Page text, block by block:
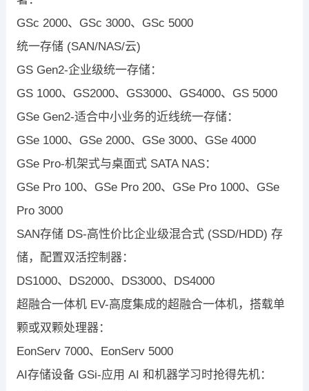
GSc 2000、GSc 3000、GSc 5000
统一存储 (SAN/NAS/云)
GS Gen2-企业级统一存储：
GS 1000、GS2000、GS3000、GS4000、GS 5000
GSe Gen2-适合中小业务的近线统一存储：
GSe 1000、GSe 2000、GSe 3000、GSe 4000
GSe Pro-机架式与桌面式 SATA NAS：
GSe Pro 100、GSe Pro 200、GSe Pro 1000、GSe
Pro 3000
SAN存储 DS-高性价比企业级混合式 (SSD/HDD) 存
储，配置双活控制器：
DS1000、DS2000、DS3000、DS4000
超融合一体机 EV-高度集成的超融合一体机，搭载单
颗或双颗处理器：
EonServ 7000、EonServ 5000
AI存储设备 GSi-应用 AI 和机器学习时抢得先机：